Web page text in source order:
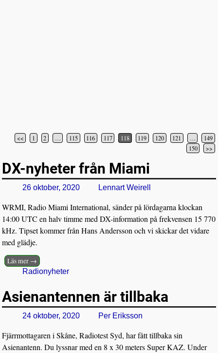
Inläggsnavigering
<< 1 2 … 115 116 117 118 119 120 121 …
149
150
>>
DX-nyheter från Miami
26 oktober, 2020 Lennart Weirell
WRMI, Radio Miami International, sänder på lördagarna klockan
14:00 UTC en halv timme med DX-information på frekvensen 15 770
kHz. Tipset kommer från Hans Andersson och vi skickar det vidare
med glädje.
Läs mer →
Radionyheter
Asienantennen är tillbaka
24 oktober, 2020 Per Eriksson
Fjärrmottagaren i Skåne, Radiotest Syd, har fått tillbaka sin
Asienantenn. Du lyssnar med en 8 x 30 meters Super KAZ. Under